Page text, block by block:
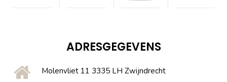
ADRESGEGEVENS
Molenvliet 11 3335 LH Zwijndrecht